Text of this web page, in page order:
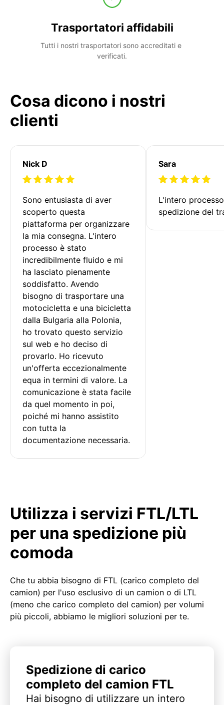
Trasportatori affidabili
Tutti i nostri trasportatori sono accreditati e
verificati.
Cosa dicono i nostri
clienti
Nick D
Sono entusiasta di aver
scoperto questa
piattaforma per organizzare
la mia consegna. L'intero
processo è stato
incredibilmente fluido e mi
ha lasciato pienamente
soddisfatto. Avendo
bisogno di trasportare una
motocicletta e una bicicletta
dalla Bulgaria alla Polonia,
ho trovato questo servizio
sul web e ho deciso di
provarlo. Ho ricevuto
un'offerta eccezionalmente
equa in termini di valore. La
comunicazione è stata facile
da quel momento in poi,
poiché mi hanno assistito
con tutta la
documentazione necessaria.
Sara
L'intero
spedizione del
Utilizza i servizi FTL/LTL
per una spedizione più
comoda
Che tu abbia bisogno di FTL (carico completo del
camion) per l'uso esclusivo di un camion o di LTL
(meno che carico completo del camion) per volumi
più piccoli, abbiamo le migliori soluzioni per te.
Spedizione di carico
completo del camion FTL
Hai bisogno di utilizzare un intero